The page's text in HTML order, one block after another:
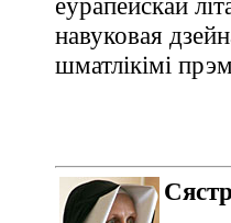
навуковая
шматлікімі